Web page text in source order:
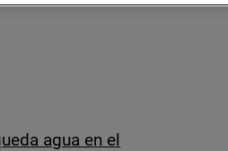
agua en el